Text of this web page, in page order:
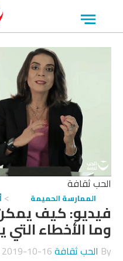
Open
menu
الحب ثقافة
الممارسة الحميمة
فيديو: كيف يمكن
وما الأخطاء
By الحب ثقافة2019-10-16